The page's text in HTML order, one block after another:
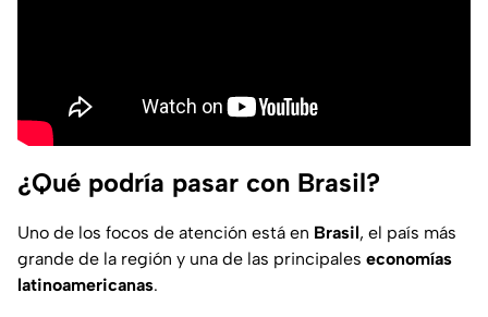
¿Qué podría pasar con Brasil?
Uno de los focos de atención está en Brasil, el país más
grande de la región y una de las principales economías
latinoamericanas.